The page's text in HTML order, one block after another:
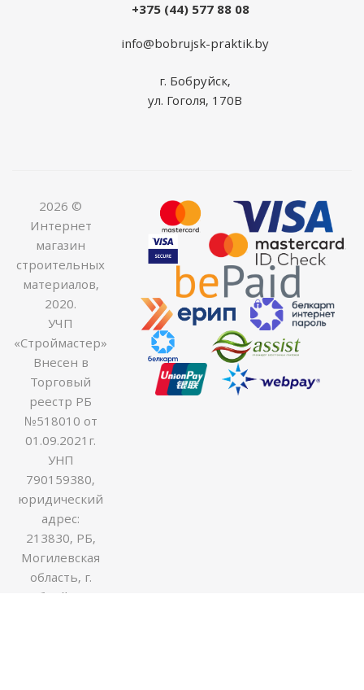
+375 (44) 577 88 08
info@bobrujsk-praktik.by
г. Бобруйск,
ул. Гоголя, 170В
2026 ©
Интернет
магазин
строительных
материалов,
2020.
УЧП
«Строймастер»
Внесен в
Торговый
реестр РБ
№518010 от
01.09.2021г.
УНП
790159380,
юридический
адрес:
213830, РБ,
Могилевская
область, г.
Бобруйск ул.